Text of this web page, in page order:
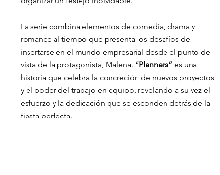
La serie combina elementos de comedia, drama y
romance al tiempo que presenta los desafíos de
insertarse en el mundo empresarial desde el punto de
vista de la protagonista, Malena. “Planners” es una
historia que celebra la concreción de nuevos proyectos
y el poder del trabajo en equipo, revelando a su vez el
esfuerzo y la dedicación que se esconden detrás de la
fiesta perfecta.